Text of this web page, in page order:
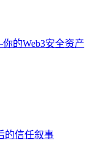
的Web3安全资产
的信任叙事